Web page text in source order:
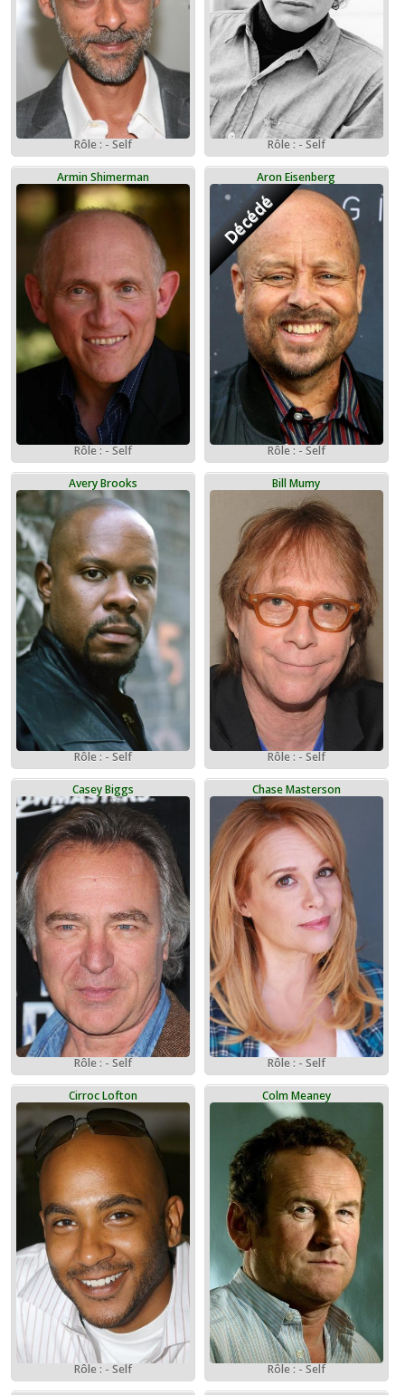
Rôle : - Self Rôle : - Self
Armin Shimerman
Rôle : - Self
Aron Eisenberg
Décédé
Rôle : - Self
Avery Brooks
Rôle : - Self
Bill Mumy
Rôle : - Self
Casey Biggs
Rôle : - Self
Chase Masterson
Rôle : - Self
Cirroc Lofton
Rôle : - Self
Colm Meaney
Rôle : - Self